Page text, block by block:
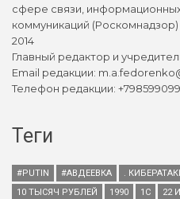
сфере связи,
коммуникаций
2014
Главный редактор и
Email редакции:
Телефон редакции:
Теги
#PUTIN #АВДЕЕВКА .
10 ТЫСЯЧ РУБЛЕЙ
1990 1С 22